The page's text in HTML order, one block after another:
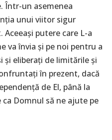
Într-un asemenea
unui viitor sigur
putere care L-a
va învia și pe noi pentru a
și eliberați de limitările și
în prezent, dacă
de El, până la
Domnul să ne ajute pe